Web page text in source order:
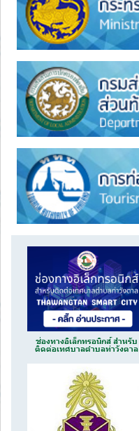
ช่องทางอิเล็กทรอนิกส์ สำหรับ
ติดต่อเทศบาลตำบลท่าวังตาล